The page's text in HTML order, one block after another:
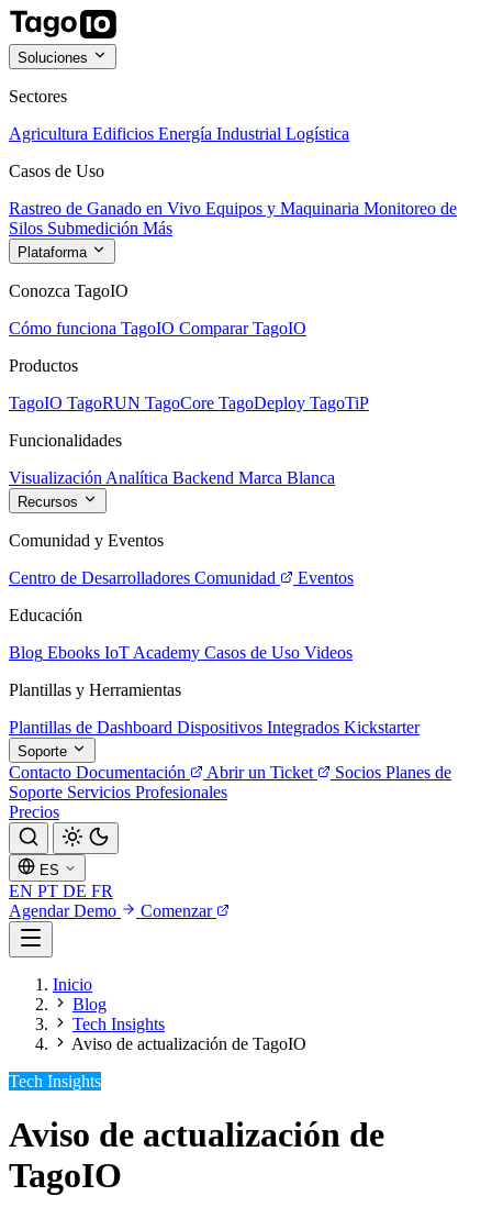
Soluciones
Sectores
Agricultura Edificios Energía Industrial Logística
Casos de Uso
Rastreo de Ganado en Vivo Equipos y Maquinaria Monitoreo de
Silos Submedición Más
Plataforma
Conozca TagoIO
Cómo funciona TagoIO Comparar TagoIO
Productos
TagoIO TagoRUN TagoCore TagoDeploy TagoTiP
Funcionalidades
Visualización Analítica Backend Marca Blanca
Recursos
Comunidad y Eventos
Centro de Desarrolladores Comunidad
Eventos
Educación
Blog Ebooks IoT Academy Casos de Uso Videos
Plantillas y Herramientas
Plantillas de Dashboard Dispositivos Integrados Kickstarter
Soporte
Contacto Documentación Abrir un Ticket Socios Planes de
Soporte Servicios Profesionales
Precios
ES
EN PT DE FR
Agendar Demo
Comenzar
Inicio
Blog
Tech Insights
Aviso de actualización de TagoIO
Tech Insights
Aviso de actualización de
TagoIO